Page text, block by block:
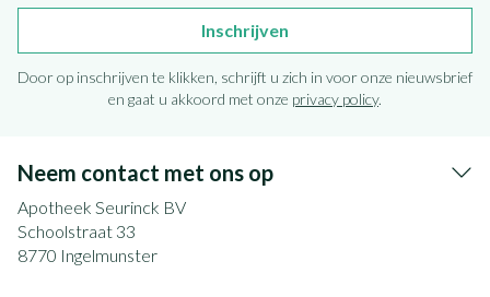
Inschrijven
Door op inschrijven te klikken, schrijft u zich in voor onze nieuwsbrief
en gaat u akkoord met onze privacy policy.
Neem contact met ons op
Apotheek Seurinck BV
Schoolstraat 33
8770 Ingelmunster